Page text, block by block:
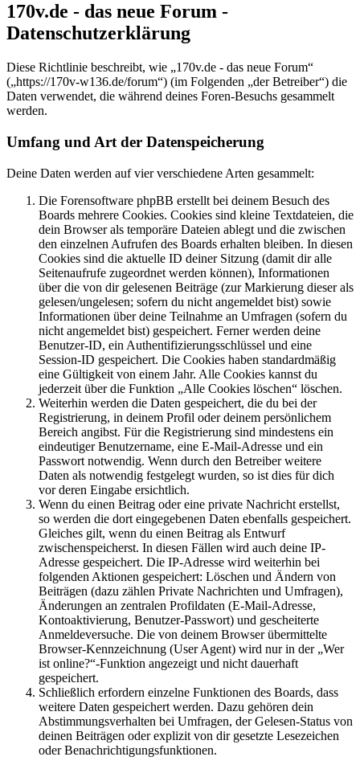
170v.de - das neue Forum -
Datenschutzerklärung
Diese Richtlinie beschreibt, wie „170v.de - das neue Forum“
(„https://170v-w136.de/forum“) (im Folgenden „der Betreiber“) die
Daten verwendet, die während deines Foren-Besuchs gesammelt
werden.
Umfang und Art der Datenspeicherung
Deine Daten werden auf vier verschiedene Arten gesammelt:
Die Forensoftware phpBB erstellt bei deinem Besuch des
Boards mehrere Cookies. Cookies sind kleine Textdateien, die
dein Browser als temporäre Dateien ablegt und die zwischen
den einzelnen Aufrufen des Boards erhalten bleiben. In diesen
Cookies sind die aktuelle ID deiner Sitzung (damit dir alle
Seitenaufrufe zugeordnet werden können), Informationen
über die von dir gelesenen Beiträge (zur Markierung dieser als
gelesen/ungelesen; sofern du nicht angemeldet bist) sowie
Informationen über deine Teilnahme an Umfragen (sofern du
nicht angemeldet bist) gespeichert. Ferner werden deine
Benutzer-ID, ein Authentifizierungsschlüssel und eine
Session-ID gespeichert. Die Cookies haben standardmäßig
eine Gültigkeit von einem Jahr. Alle Cookies kannst du
jederzeit über die Funktion „Alle Cookies löschen“ löschen.
Weiterhin werden die Daten gespeichert, die du bei der
Registrierung, in deinem Profil oder deinem persönlichem
Bereich angibst. Für die Registrierung sind mindestens ein
eindeutiger Benutzername, eine E-Mail-Adresse und ein
Passwort notwendig. Wenn durch den Betreiber weitere
Daten als notwendig festgelegt wurden, so ist dies für dich
vor deren Eingabe ersichtlich.
Wenn du einen Beitrag oder eine private Nachricht erstellst,
so werden die dort eingegebenen Daten ebenfalls gespeichert.
Gleiches gilt, wenn du einen Beitrag als Entwurf
zwischenspeicherst. In diesen Fällen wird auch deine IP-
Adresse gespeichert. Die IP-Adresse wird weiterhin bei
folgenden Aktionen gespeichert: Löschen und Ändern von
Beiträgen (dazu zählen Private Nachrichten und Umfragen),
Änderungen an zentralen Profildaten (E-Mail-Adresse,
Kontoaktivierung, Benutzer-Passwort) und gescheiterte
Anmeldeversuche. Die von deinem Browser übermittelte
Browser-Kennzeichnung (User Agent) wird nur in der „Wer
ist online?“-Funktion angezeigt und nicht dauerhaft
gespeichert.
Schließlich erfordern einzelne Funktionen des Boards, dass
weitere Daten gespeichert werden. Dazu gehören dein
Abstimmungsverhalten bei Umfragen, der Gelesen-Status von
deinen Beiträgen oder explizit von dir gesetzte Lesezeichen
oder Benachrichtigungsfunktionen.